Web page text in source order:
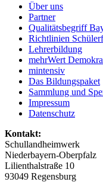
Über uns
Partner
Qualitätsbegriff
Richtlinien
Lehrerbildung
mehrWert
mintensiv
Das Bildungspaket
Sammlung und
Impressum
Datenschutz
Kontakt:
Schullandheimwerk
Niederbayern-Oberpfalz
Lilienthalstraße 10
93049 Regensburg